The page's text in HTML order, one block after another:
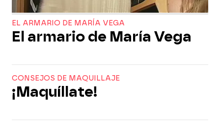
EL ARMARIO DE MARÍA VEGA
El armario de María Vega
CONSEJOS DE MAQUILLAJE
¡Maquíllate!